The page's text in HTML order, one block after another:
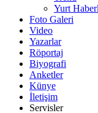
Yurt
Foto Galeri
Video
Yazarlar
Röportaj
Biyografi
Anketler
Künye
İletişim
Servisler